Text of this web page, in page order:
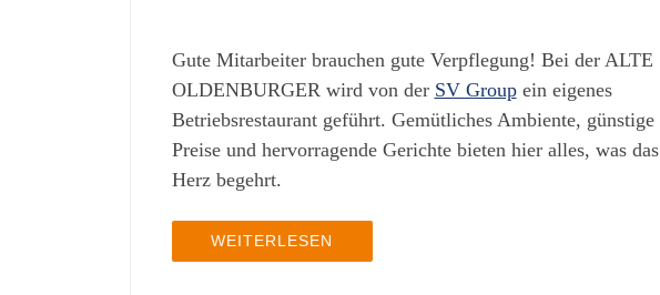
Gute Mitarbeiter brauchen gute Verpflegung! Bei der ALTE
OLDENBURGER wird von der SV Groupein eigenes
Betriebsrestaurant geführt. Gemütliches Ambiente, günstige
Preise und hervorragende Gerichte bieten hier alles, was das
Herz begehrt.
WEITERLESEN